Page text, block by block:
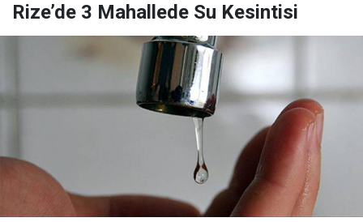
Rize’de 3 Mahallede Su Kesintisi